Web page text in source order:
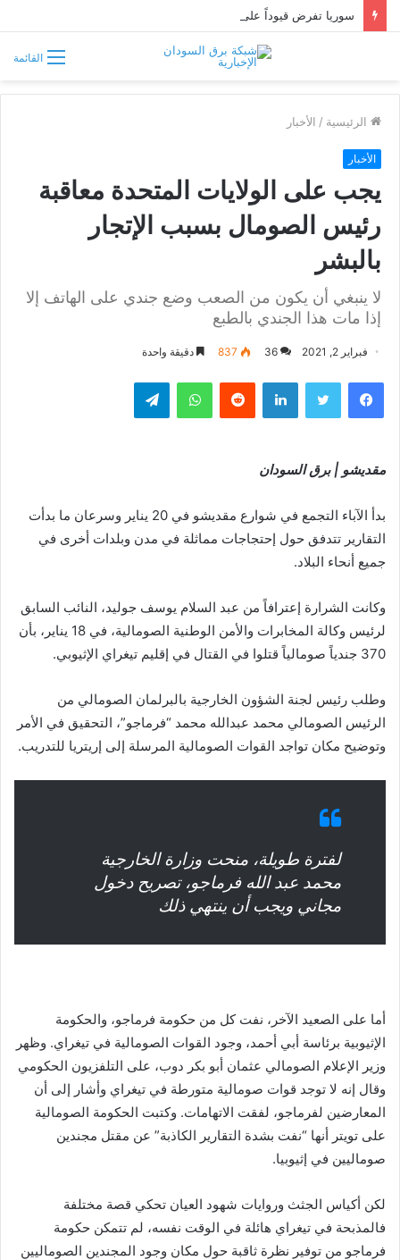
القائمة
الرئيسية / الأخبار
الأخبار
يجب على الولايات المتحدة معاقبة
رئيس الصومال بسبب الإتجار
بالبشر
لا ينبغي أن يكون من الصعب وضع جندي على الهاتف إلا
إذا مات هذا الجندي بالطبع
فبراير 2, 2021 36
837 دقيقة واحدة
فيسبوك تويتر لينكدإن واتساب تيلقرام
مقديشو | برق السودان
بدأ الآباء التجمع في شوارع مقديشو في 20 يناير وسرعان ما بدأت
التقارير تتدفق حول إحتجاجات مماثلة في مدن وبلدات أخرى في
جميع أنحاء البلاد.
وكانت الشرارة إعترافاً من عبد السلام يوسف جوليد، النائب السابق
لرئيس وكالة المخابرات والأمن الوطنية الصومالية، في 18 يناير، بأن
370 جندياً صومالياً قتلوا في القتال في إقليم تيغراي الإثيوبي.
وطلب رئيس لجنة الشؤون الخارجية بالبرلمان الصومالي من
الرئيس الصومالي محمد عبدالله محمد “فرماجو”، التحقيق في الأمر
وتوضيح مكان تواجد القوات الصومالية المرسلة إلى إريتريا للتدريب.
لفترة طويلة، منحت وزارة الخارجية
محمد عبد الله فرماجو، تصريح دخول
مجاني ويجب أن ينتهي ذلك
أما على الصعيد الآخر، نفت كل من حكومة فرماجو، والحكومة
الإثيوبية برئاسة أبي أحمد، وجود القوات الصومالية في تيغراي. وظهر
وزير الإعلام الصومالي عثمان أبو بكر دوب، على التلفزيون الحكومي
وقال إنه لا توجد قوات صومالية متورطة في تيغراي وأشار إلى أن
المعارضين لفرماجو، لفقت الاتهامات. وكتبت الحكومة الصومالية
على تويتر أنها “نفت بشدة التقارير الكاذبة” عن مقتل مجندين
صوماليين في إثيوبيا.
لكن أكياس الجثث وروايات شهود العيان تحكي قصة مختلفة
فالمذبحة في تيغراي هائلة في الوقت نفسه، لم تتمكن حكومة
فرماجو من توفير نظرة ثاقبة حول مكان وجود المجندين الصوماليين